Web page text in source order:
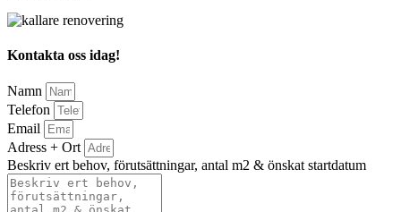
Kontakta oss idag!
Namn
Telefon
Email
Adress + Ort
Beskriv ert behov, förutsättningar, antal m2 & önskat startdatum